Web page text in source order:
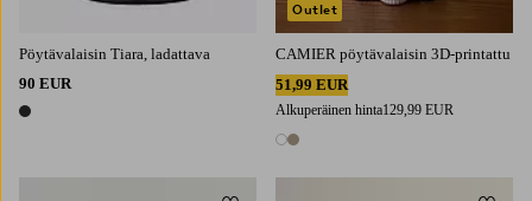
Pöytävalaisin Tiara, ladattava
90 EUR
1 väri
CAMIER pöytävalaisin 3D-printattu
51,99 EUR
Alkuperäinen hinta129,99 EUR
2 värejä
Outlet